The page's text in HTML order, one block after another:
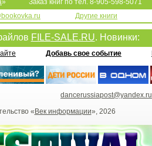
»
Заказ книг по тел. 8-905-598-5071
Другие книги
FILE-SALE.RU. Новинки:
Добавь свое событие
dancerussiapost@yandex.ru
« Век информации», 2026